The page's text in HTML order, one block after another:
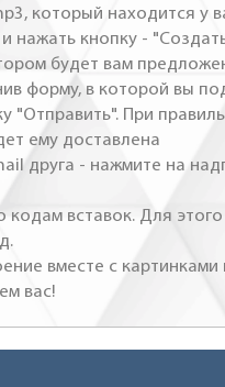
который находится у
нажать кнопку -
будет вам
форму, в которой вы
"Отправить". При
ему доставлена
друга - нажмите на
кодам вставок. Для
вместе с картинками
вас!